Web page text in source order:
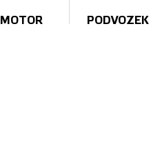
MOTOR PODVOZEK